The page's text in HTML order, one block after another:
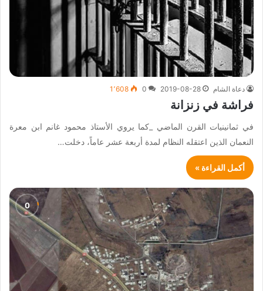
دعاة الشام 2019-08-28
0 1٬608
فراشة في زنزانة
في ثمانينيات القرن الماضي _كما يروي الأستاذ محمود غانم ابن معرة
النعمان الذين اعتقله النظام لمدة أربعة عشر عاماً، دخلت…
أكمل القراءة »